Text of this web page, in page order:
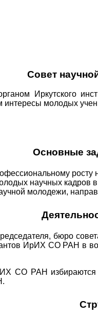
Совет
Иркутского
интересы молодых
Основные
научных
молодежи,
бюро
ИрИХ СО РАН в
СО РАН избираются